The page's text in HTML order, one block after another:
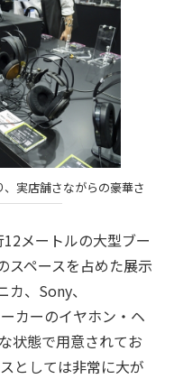
実店舗さながらの豪華さ
メートルの大型ブー
ペースを占めた展示
、Sony、
カーのイヤホン・ヘ
状態で用意されてお
としては非常に大が